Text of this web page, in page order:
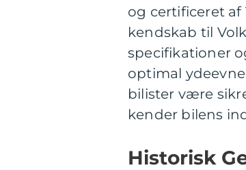
og certificeret
kendskab til
specifikationer
optimal
bilister være
kender bilens
Historisk